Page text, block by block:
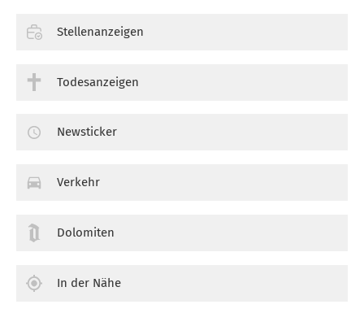
Stellenanzeigen
Todesanzeigen
Newsticker
Verkehr
Dolomiten
In der Nähe